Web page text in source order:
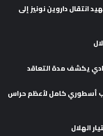
انتقال داروين نونيز إلى
يكشف مدة التعاقد
ترتيب أسطوري كامل لأعظم حراس
الهلال